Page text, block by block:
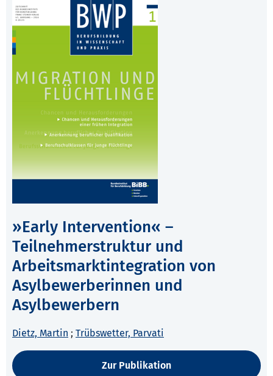
»Early Intervention« –
Teilnehmerstruktur und
Arbeitsmarktintegration von
Asylbewerberinnen und
Asylbewerbern
Dietz, Martin ; Trübswetter, Parvati
Zur Publikation